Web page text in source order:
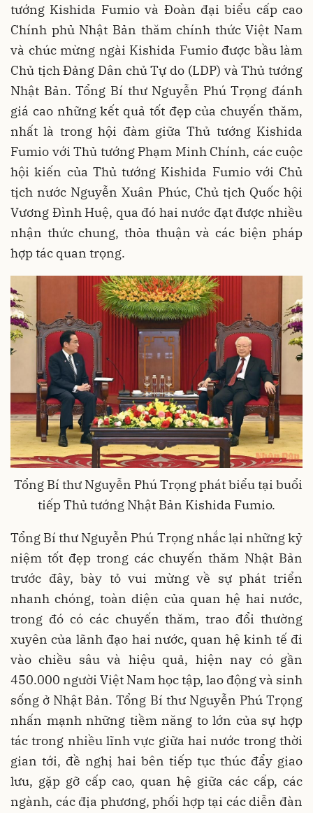
tướng Kishida Fumio và Đoàn đại biểu cấp cao
Chính phủ Nhật Bản thăm chính thức Việt Nam
và chúc mừng ngài Kishida Fumio được bầu làm
Chủ tịch Đảng Dân chủ Tự do (LDP) và Thủ tướng
Nhật Bản. Tổng Bí thư Nguyễn Phú Trọng đánh
giá cao những kết quả tốt đẹp của chuyến thăm,
nhất là trong hội đàm giữa Thủ tướng Kishida
Fumio với Thủ tướng Phạm Minh Chính, các cuộc
hội kiến của Thủ tướng Kishida Fumio với Chủ
tịch nước Nguyễn Xuân Phúc, Chủ tịch Quốc hội
Vương Đình Huệ, qua đó hai nước đạt được nhiều
nhận thức chung, thỏa thuận và các biện pháp
hợp tác quan trọng.
Tổng Bí thư Nguyễn Phú Trọng phát biểu tại buổi
tiếp Thủ tướng Nhật Bản Kishida Fumio.
Tổng Bí thư Nguyễn Phú Trọng nhắc lại những kỷ
niệm tốt đẹp trong các chuyến thăm Nhật Bản
trước đây, bày tỏ vui mừng về sự phát triển
nhanh chóng, toàn diện của quan hệ hai nước,
trong đó có các chuyến thăm, trao đổi thường
xuyên của lãnh đạo hai nước, quan hệ kinh tế đi
vào chiều sâu và hiệu quả, hiện nay có gần
450.000 người Việt Nam học tập, lao động và sinh
sống ở Nhật Bản. Tổng Bí thư Nguyễn Phú Trọng
nhấn mạnh những tiềm năng to lớn của sự hợp
tác trong nhiều lĩnh vực giữa hai nước trong thời
gian tới, đề nghị hai bên tiếp tục thúc đẩy giao
lưu, gặp gỡ cấp cao, quan hệ giữa các cấp, các
ngành, các địa phương, phối hợp tại các diễn đàn